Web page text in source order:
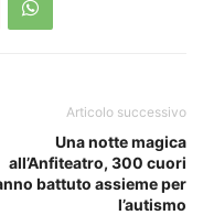
Articolo successivo
Una notte magica
all’Anfiteatro, 300 cuori
battuto assieme per
l’autismo